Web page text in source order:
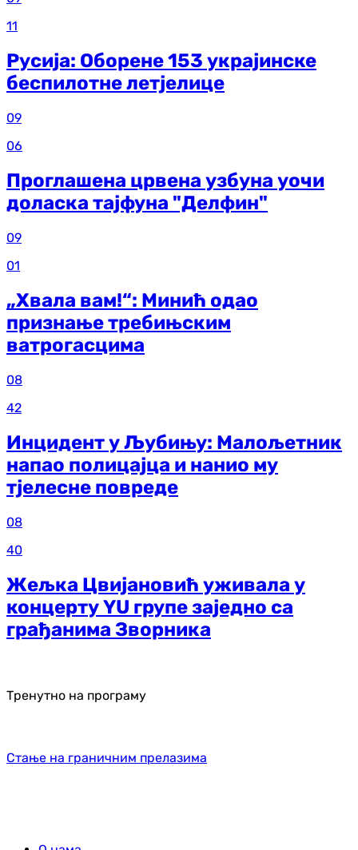
11
Русија: Оборене 153 украјинске
беспилотне летјелице
09
06
Проглашена црвена узбуна уочи
доласка тајфуна "Делфин"
09
01
„Хвала вам!“: Минић одао
признање требињским
ватрогасцима
08
42
Инцидент у Љубињу: Малољетник
напао полицајца и нанио му
тјелесне повреде
08
40
Жељка Цвијановић уживала у
концерту YU групе заједно са
грађанима Зворника
Тренутно на програму
Стање на граничним прелазима